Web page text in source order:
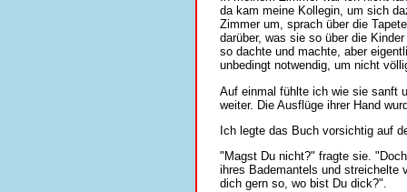
da kam meine Kollegin, um sich
Zimmer um, sprach über die
darüber, was sie so über die
so dachte und machte, aber
unbedingt notwendig, um nicht
Auf einmal fühlte ich wie sie sanft
weiter. Die Ausflüge ihrer Hand
Ich legte das Buch vorsichtig auf
"Magst Du nicht?" fragte sie.
ihres Bademantels und streichelte
dich gern so, wo bist Du dick?".